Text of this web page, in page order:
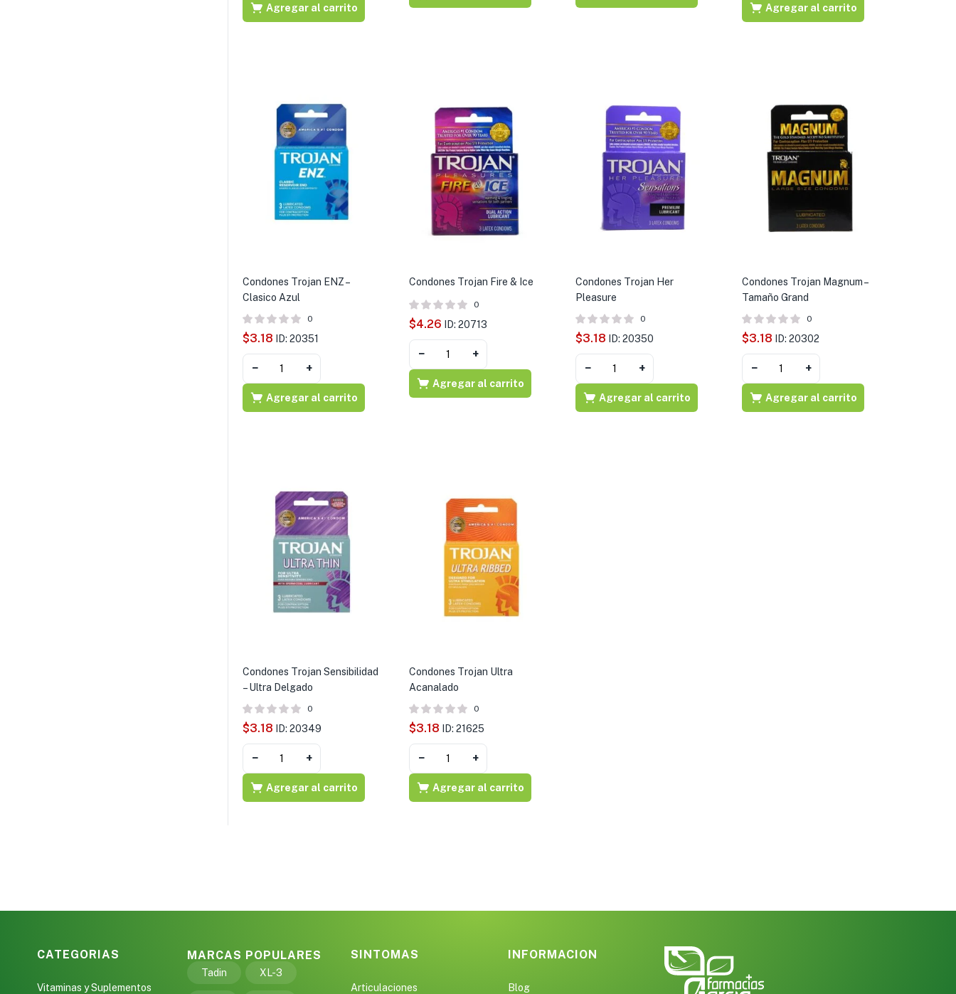
Agregar al carrito Agregar al carrito
Condones Trojan ENZ –
Clasico Azul
0
$3.18 ID: 20351
− +
Agregar al carrito
Condones Trojan Fire & Ice
0
$4.26 ID: 20713
− +
Agregar al carrito
Condones Trojan Her
Pleasure
0
$3.18 ID: 20350
− +
Agregar al carrito
Condones Trojan Magnum –
Tamaño Grand
0
$3.18 ID: 20302
− +
Agregar al carrito
Condones Trojan Sensibilidad
– Ultra Delgado
0
$3.18 ID: 20349
− +
Agregar al carrito
Condones Trojan Ultra
Acanalado
0
$3.18 ID: 21625
− +
Agregar al carrito
CATEGORIAS
Vitaminas y Suplementos
MARCAS POPULARES
Tadin XL-3
SINTOMAS
Articulaciones
INFORMACION
Blog